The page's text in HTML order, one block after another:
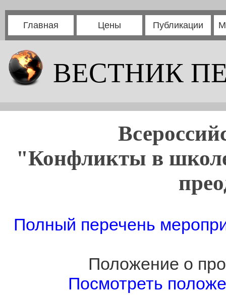
Главная Цены Публикации
ВЕСТНИК
"Конфликты в
Полный перечень
Положение о
Посмотреть